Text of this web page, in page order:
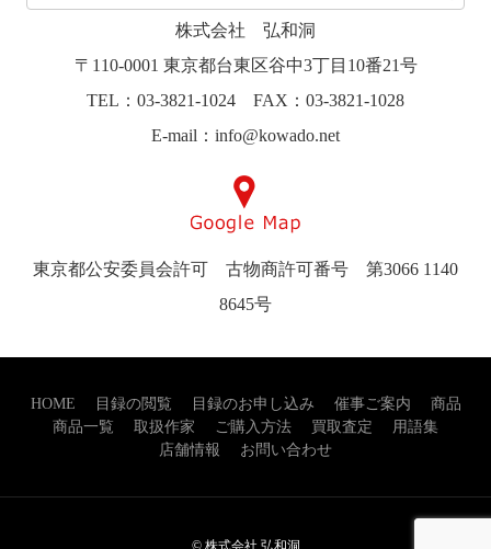
株式会社 弘和洞
〒110-0001 東京都台東区谷中3丁目10番21号
TEL：03-3821-1024 FAX：03-3821-1028
E-mail：info@kowado.net
東京都公安委員会許可 古物商許可番号 第3066 1140
8645号
HOME 目録の閲覧 目録のお申し込み 催事ご案内
商品
商品一覧
取扱作家 ご購入方法 買取査定
用語集
店舗情報
お問い合わせ
© 株式会社 弘和洞